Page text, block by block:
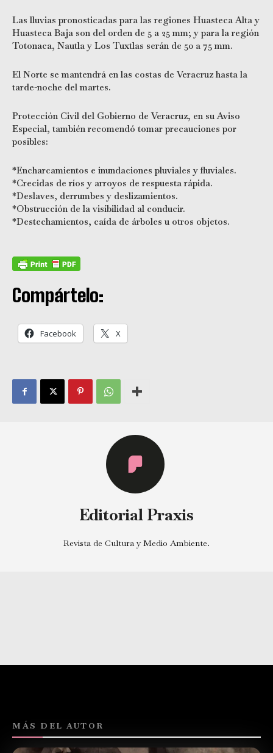
Las lluvias pronosticadas para las regiones Huasteca Alta y
Huasteca Baja son del orden de 5 a 25 mm; y para la región
Totonaca, Nautla y Los Tuxtlas serán de 50 a 75 mm.
El Norte se mantendrá en las costas de Veracruz hasta la
tarde-noche del martes.
Protección Civil del Gobierno de Veracruz, en su Aviso
Especial, también recomendó tomar precauciones por
posibles:
*Encharcamientos e inundaciones pluviales y fluviales.
*Crecidas de ríos y arroyos de respuesta rápida.
*Deslaves, derrumbes y deslizamientos.
*Obstrucción de la visibilidad al conducir.
*Destechamientos, caída de árboles u otros objetos.
Compártelo:
Facebook X
Editorial Praxis
Revista de Cultura y Medio Ambiente.
MÁS DEL AUTOR